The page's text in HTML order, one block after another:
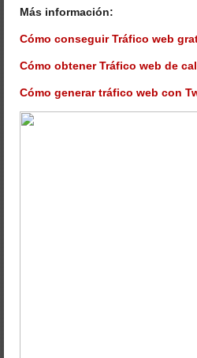
Más información:
Cómo conseguir Tráfico web
Cómo obtener Tráfico web de
Cómo generar tráfico web con